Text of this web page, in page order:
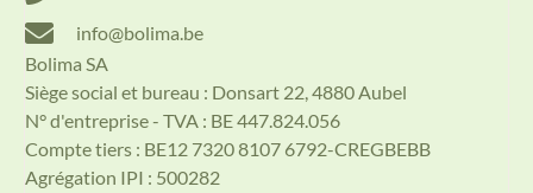
info@bolima.be
Bolima SA
Siège social et bureau : Donsart 22, 4880 Aubel
N° d'entreprise - TVA : BE 447.824.056
Compte tiers : BE12 7320 8107 6792-CREGBEBB
Agrégation IPI : 500282